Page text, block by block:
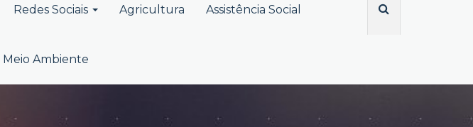
Redes Sociais Agricultura Assistência Social
Meio Ambiente